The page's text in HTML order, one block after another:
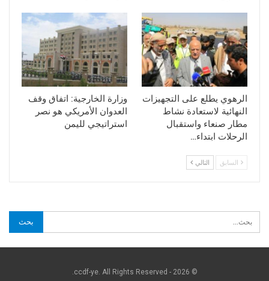
الرهوي يطلع على التجهيزات
النهائية لاستعادة نشاط
مطار صنعاء واستقبال
الرحلات ابتداء…
وزارة الخارجية: اتفاق وقف
العدوان الأمريكي هو نصر
استراتيجي لليمن
السابق التالي
© 2026 - ccdf-ye. All Rights Reserved.